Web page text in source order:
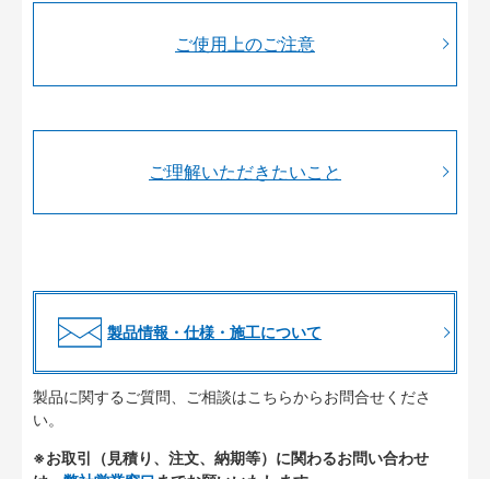
ご使用上のご注意
ご理解いただきたいこと
製品情報・仕様・施工について
製品に関するご質問、ご相談はこちらからお問合せくださ
い。
※お取引（見積り、注文、納期等）に関わるお問い合わせ